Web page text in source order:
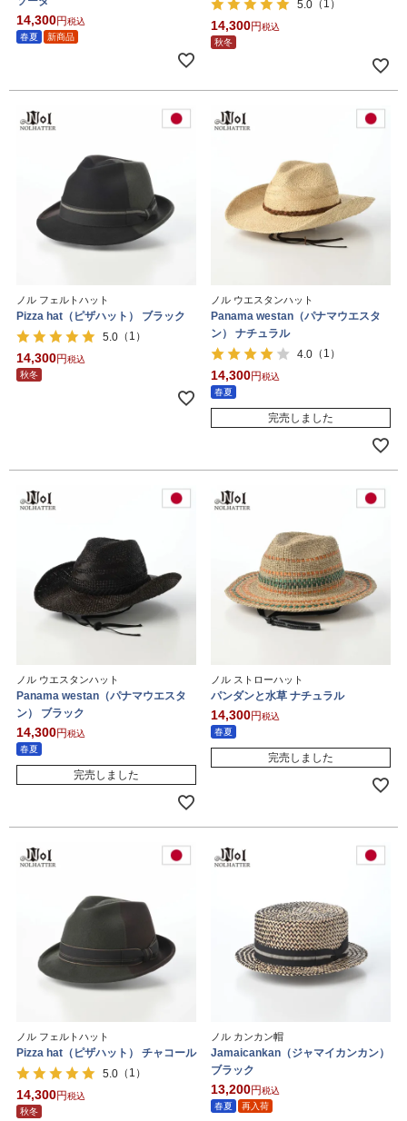
14,300
税込
春夏
新商品
5.0 （1）
14,300
税込
秋冬
ノル フェルトハット
Pizza hat（ピザハット） ブラック
5.0 （1）
14,300
税込
秋冬
ノル ウエスタンハット
Panama westan（パナマウエスタ
ン） ナチュラル
4.0 （1）
14,300
税込
春夏
完売しました
ノル ウエスタンハット
Panama westan（パナマウエスタ
ン） ブラック
14,300
税込
春夏
完売しました
ノル ストローハット
パンダンと水草 ナチュラル
14,300
税込
春夏
完売しました
ノル フェルトハット
Pizza hat（ピザハット） チャコール
5.0 （1）
14,300
税込
秋冬
ノル カンカン帽
Jamaicankan（ジャマイカンカン）
ブラック
13,200
税込
春夏
再入荷